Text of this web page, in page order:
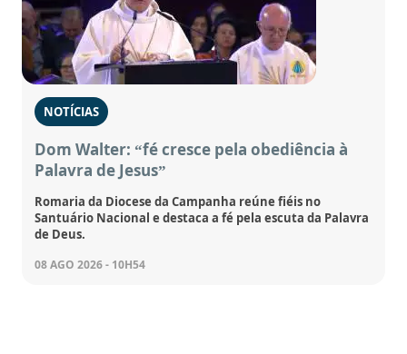
NOTÍCIAS
Dom Walter: “fé cresce pela obediência à
Palavra de Jesus”
Romaria da Diocese da Campanha reúne fiéis no
Santuário Nacional e destaca a fé pela escuta da Palavra
de Deus.
08 AGO 2026 - 10H54